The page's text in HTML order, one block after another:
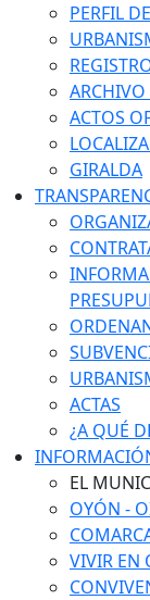
PERFIL
ACTOS
GIRALDA
ACTAS
¿A QUÉ
EL
OYÓN -
VIVIR EN